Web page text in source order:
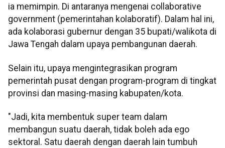
ia memimpin. Di antaranya mengenai collaborative
government (pemerintahan kolaboratif). Dalam hal ini,
ada kolaborasi gubernur dengan 35 bupati/walikota di
Jawa Tengah dalam upaya pembangunan daerah.
Selain itu, upaya mengintegrasikan program
pemerintah pusat dengan program-program di tingkat
provinsi dan masing-masing kabupaten/kota.
"Jadi, kita membentuk super team dalam
membangun suatu daerah, tidak boleh ada ego
sektoral. Satu daerah dengan daerah lain tumbuh